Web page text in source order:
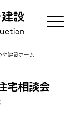
や建設ホーム
宅相談会